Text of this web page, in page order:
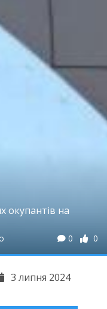
окупантів на
0 0
3 липня 2024